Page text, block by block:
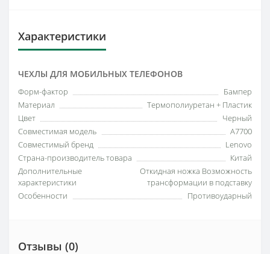
Характеристики
ЧЕХЛЫ ДЛЯ МОБИЛЬНЫХ ТЕЛЕФОНОВ
Форм-фактор
Бампер
Материал
Термополиуретан + Пластик
Цвет
Черный
Совместимая модель
A7700
Совместимый бренд
Lenovo
Страна-производитель товара
Китай
Дополнительные
характеристики
Откидная ножка Возможность
трансформации в подставку
Особенности
Противоударный
Отзывы (0)